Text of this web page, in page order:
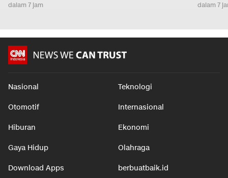
dalam 7 jam dalam 7
Nasional Teknologi
Otomotif Internasional
Hiburan Ekonomi
Gaya Hidup Olahraga
Download Apps berbuatbaik.id